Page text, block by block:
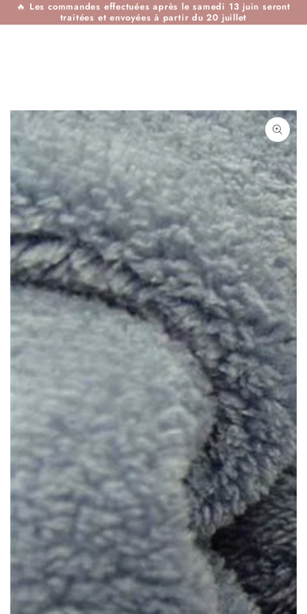
IGNORER LE
CONTENU
🔥 Les commandes effectuées après le samedi 13 juin seront
traitées et envoyées à partir du 20 juillet
IGNORER LES
INFORMATIONS SUR
LE PRODUIT